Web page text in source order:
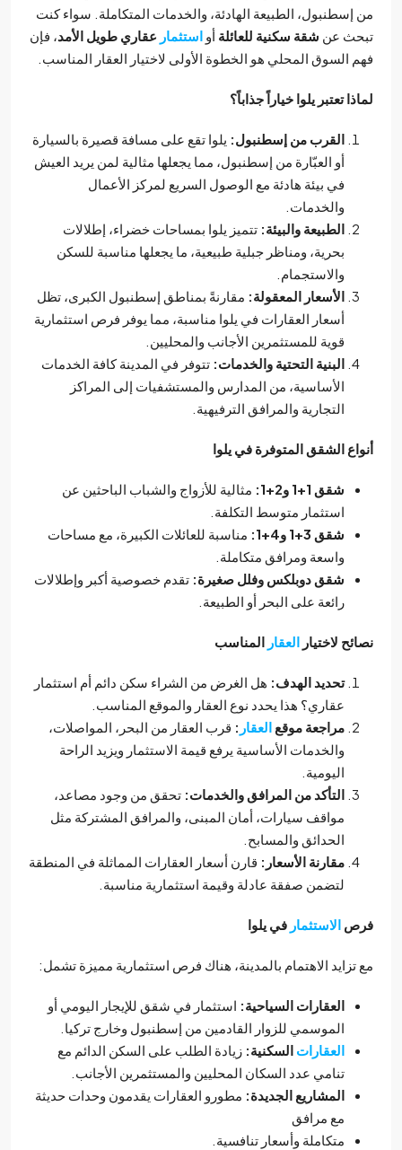
الطبيعة الهادئة، والخدمات المتكاملة. سواء كنت
عنشقة سكنية للعائلةأواستثمارعقاري طويل الأمد، فإن
السوق المحلي هو الخطوة الأولى لاختيار العقار المناسب.
تعتبر يلوا خياراً جذاباً؟
القرب من إسطنبول:يلوا تقع على مسافة قصيرة بالسيارة
أو العبّارة من إسطنبول، مما يجعلها مثالية لمن يريد العيش
في بيئة هادئة مع الوصول السريع لمركز الأعمال
والخدمات.
الطبيعة والبيئة: تتميز يلوا بمساحات خضراء، إطلالات
بحرية، ومناظر جبلية طبيعية، ما يجعلها مناسبة للسكن
والاستجمام.
الأسعار المعقولة:مقارنةً بمناطق إسطنبول الكبرى، تظل
أسعار العقارات في يلوا مناسبة، مما يوفر فرص استثمارية
قوية للمستثمرين الأجانب والمحليين.
البنية التحتية والخدمات:تتوفر في المدينة كافة الخدمات
الأساسية، من المدارس والمستشفيات إلى المراكز
التجارية والمرافق الترفيهية.
الشقق المتوفرة في يلوا
شقق 1+1 و2+1:
مثالية للأزواج والشباب الباحثين عن
استثمار متوسط التكلفة.
شقق 3+1 و4+1:
مناسبة للعائلات الكبيرة، مع مساحات
واسعة ومرافق متكاملة.
شقق دوبلكس وفلل صغيرة: تقدم خصوصية أكبر وإطلالات
رائعة على البحر أو الطبيعة.
لاختيارالعقارالمناسب
تحديد الهدف: هل الغرض من الشراء سكن دائم أم استثمار
عقاري؟ هذا يحدد نوع العقار والموقع المناسب.
مراجعة موقعالعقار:قرب العقار من البحر، المواصلات،
والخدمات الأساسية يرفع قيمة الاستثمار ويزيد الراحة
اليومية.
التأكد من المرافق والخدمات:تحقق من وجود مصاعد،
مواقف سيارات، أمان المبنى، والمرافق المشتركة مثل
الحدائق والمسابح.
مقارنة الأسعار:قارن أسعار العقارات المماثلة في المنطقة
لتضمن صفقة عادلة وقيمة استثمارية مناسبة.
الاستثمارفي يلوا
الاهتمام بالمدينة، هناك فرص استثمارية مميزة تشمل:
العقارات السياحية:استثمار في شقق للإيجار اليومي أو
الموسمي للزوار القادمين من إسطنبول وخارج تركيا.
العقاراتالسكنية:زيادة الطلب على السكن الدائم مع
تنامي عدد السكان المحليين والمستثمرين الأجانب.
المشاريع الجديدة:مطورو العقارات يقدمون وحدات حديثة
مع مرافق
متكاملة وأسعار تنافسية.